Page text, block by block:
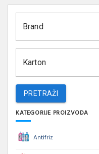
Brand
Karton
PRETRAŽI
KATEGORIJE PROIZVODA
Antifriz